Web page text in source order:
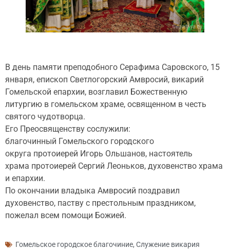
В день памяти преподобного Серафима Саровского, 15
января, епископ Светлогорский Амвросий, викарий
Гомельской епархии, возглавил Божественную
литургию в гомельском храме, освященном в честь
святого чудотворца.
Его Преосвященству сослужили:
благочинный Гомельского городского
округа протоиерей Игорь Ольшанов, настоятель
храма протоиерей Сергий Леоньков, духовенство храма
и епархии.
По окончании владыка Амвросий поздравил
духовенство, паству с престольным праздником,
пожелал всем помощи Божией.
Гомельское городское благочиние, Служение викария